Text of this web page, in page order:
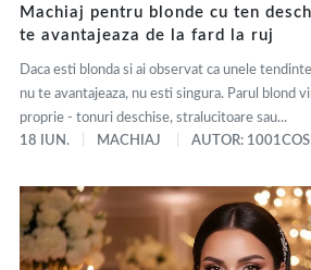
Machiaj pentru blonde cu ten
te avantajeaza de la fard la ruj
Daca esti blonda si ai observat ca unele
nu te avantajeaza, nu esti singura. Parul blond
proprie - tonuri deschise, stralucitoare sau...
18 IUN.
MACHIAJ AUTOR: